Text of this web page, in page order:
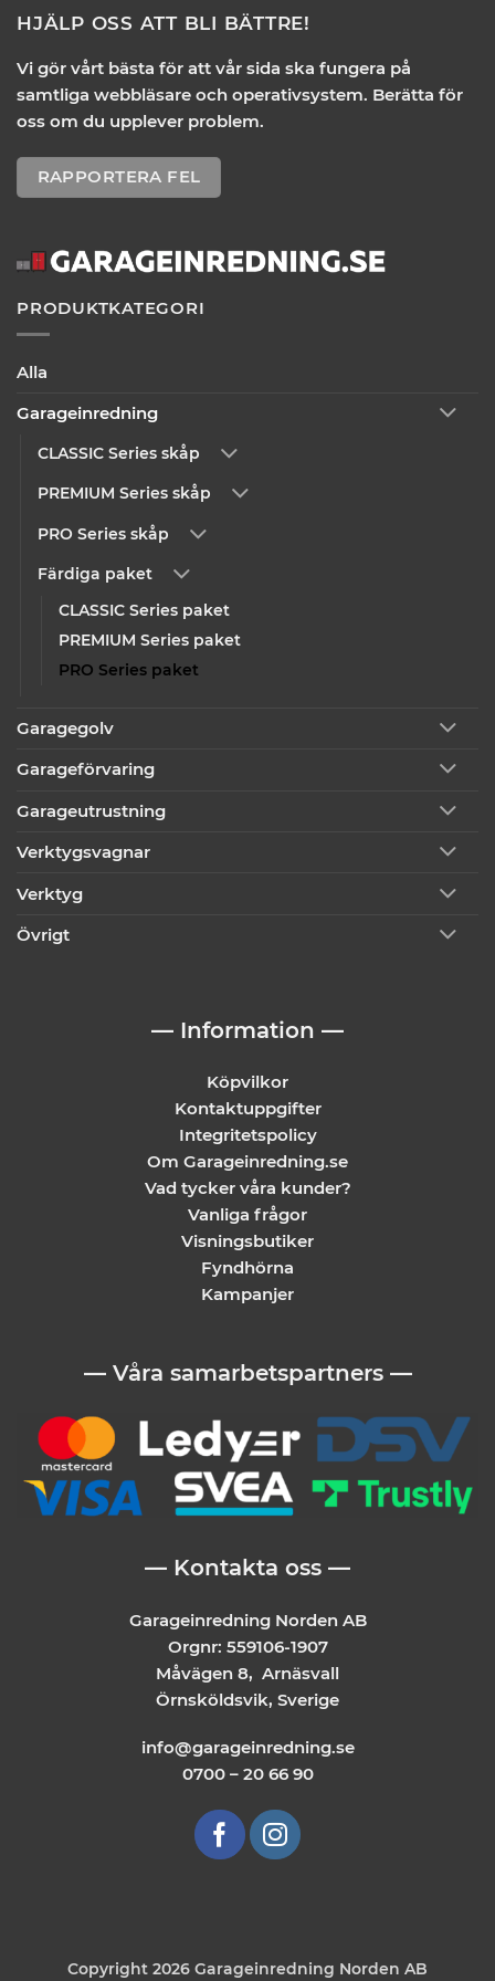
HJÄLP OSS ATT BLI BÄTTRE!
Vi gör vårt bästa för att vår sida ska fungera på
samtliga webbläsare och operativsystem. Berätta för
oss om du upplever problem.
RAPPORTERA FEL
PRODUKTKATEGORI
Alla
Garageinredning
CLASSIC Series skåp
PREMIUM Series skåp
PRO Series skåp
Färdiga paket
CLASSIC Series paket
PREMIUM Series paket
PRO Series paket
Garagegolv
Garageförvaring
Garageutrustning
Verktygsvagnar
Verktyg
Övrigt
— Information —
Köpvilkor
Kontaktuppgifter
Integritetspolicy
Om Garageinredning.se
Vad tycker våra kunder?
Vanliga frågor
Visningsbutiker
Fyndhörna
Kampanjer
— Våra samarbetspartners —
— Kontakta oss —
Garageinredning Norden AB
Orgnr: 559106-1907
Måvägen 8, Arnäsvall
Örnsköldsvik, Sverige
info@garageinredning.se
0700 – 20 66 90
Copyright 2026 Garageinredning Norden AB